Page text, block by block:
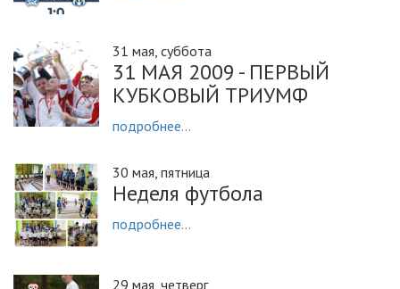
31 мая, суббота
31 МАЯ 2009 - ПЕРВЫЙ
КУБКОВЫЙ ТРИУМФ
подробнее...
30 мая, пятница
Неделя футбола
подробнее...
29 мая, четверг